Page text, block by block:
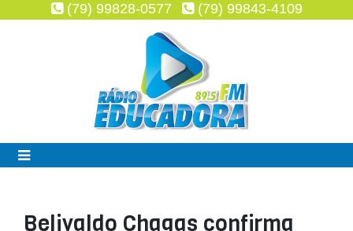
(79) 99828-0577 (79) 99843-4109
Belivaldo Chagas confirma